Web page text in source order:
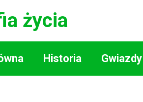
życia
Historia Gwiazdy